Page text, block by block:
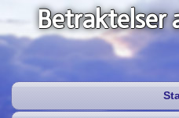
Betraktelser